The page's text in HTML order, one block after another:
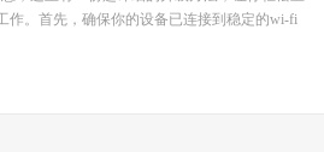
作。首先，确保你的设备已连接到稳定的wi-fi